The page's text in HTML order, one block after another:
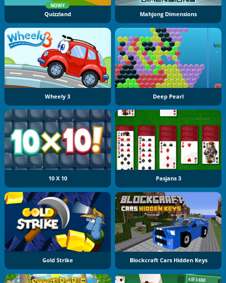
NOWY
Quizzland Mahjong Dimensions
Wheely 3 Deep Pearl
10 X 10 Pasjans 3
Gold Strike Blockcraft Cars Hidden Keys